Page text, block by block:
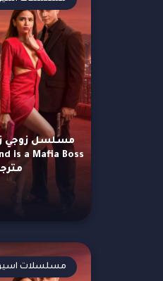
مسلسلات